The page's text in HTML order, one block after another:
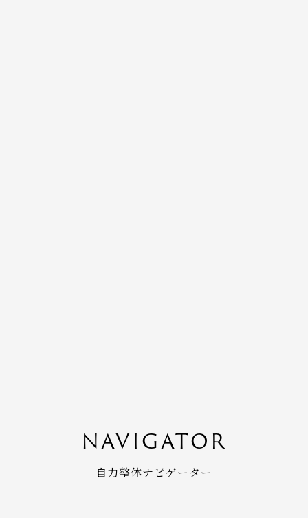
NAVIGATOR
自力整体ナビゲーター